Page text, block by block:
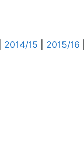
2014/15 2015/16